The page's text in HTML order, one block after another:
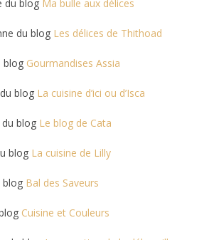
du blog Ma bulle aux délices
du blog Les délices de Thithoad
blog Gourmandises Assia
blog La cuisine d’ici ou d’Isca
blog Le blog de Cata
blog La cuisine de Lilly
blog Bal des Saveurs
Cuisine et Couleurs